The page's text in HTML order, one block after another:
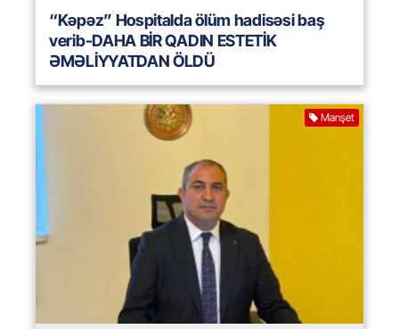
“Kəpəz” Hospitalda ölüm hadisəsi baş
verib-DAHA BİR QADIN ESTETİK
ƏMƏLİYYATDAN ÖLDÜ
Manşet